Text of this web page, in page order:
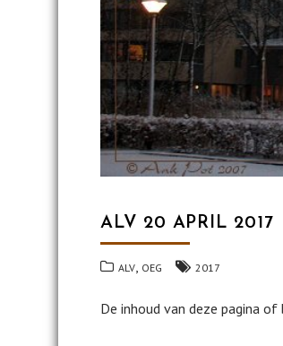
ALV 20 APRIL 2017
ALV OEG 2017
De inhoud van deze pagina